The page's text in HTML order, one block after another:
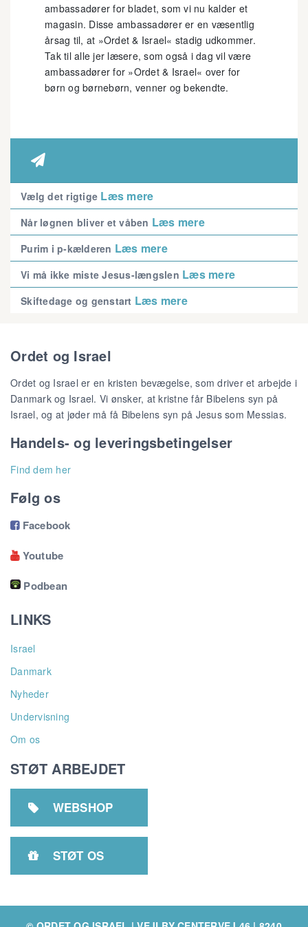
ambassadører for bladet, som vi nu kalder et
magasin. Disse ambassadører er en væsentlig
årsag til, at »Ordet & Israel« stadig udkommer.
Tak til alle jer læsere, som også i dag vil være
ambassadører for »Ordet & Israel« over for
børn og børnebørn, venner og bekendte.

Vælg det rigtige Læs mere
Når løgnen bliver et våben Læs mere
Purim i p-kælderen Læs mere
Vi må ikke miste Jesus-længslen Læs mere
Skiftedage og genstart Læs mere
Ordet og Israel
Ordet og Israel er en kristen bevægelse, som driver et arbejde i
Danmark og Israel. Vi ønsker, at kristne får Bibelens syn på
Israel, og at jøder må få Bibelens syn på Jesus som Messias.
Handels- og leveringsbetingelser
Find dem her
Følg os
Facebook
Youtube
Podbean
LINKS
Israel
Danmark
Nyheder
Undervisning
Om os
STØT ARBEJDET
 WEBSHOP
 STØT OS